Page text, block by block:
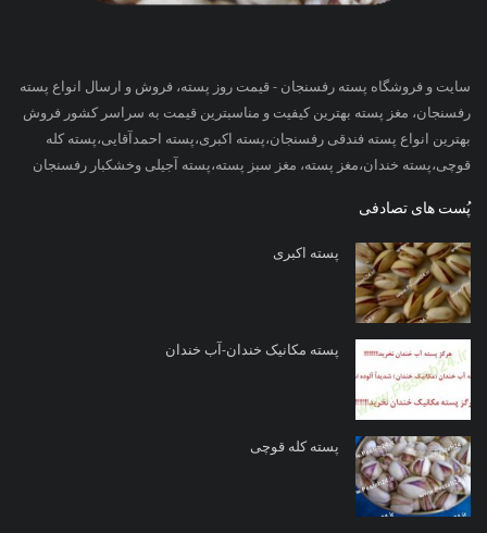
سایت و فروشگاه پسته رفسنجان - قیمت روز پسته، فروش و ارسال انواع پسته
رفسنجان، مغز پسته بهترین کیفیت و مناسبترین قیمت به سراسر کشور فروش
بهترین انواع پسته فندقی رفسنجان،پسته اکبری،پسته احمدآقایی،پسته کله
قوچی،پسته خندان،مغز پسته، مغز سبز پسته،پسته آجیلی وخشکبار رفسنجان
پُست های تصادفی
پسته اکبری
پسته مکانیک خندان-آب خندان
پسته کله قوچی